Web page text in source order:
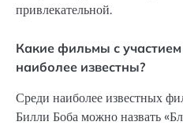
привлекательной.
Какие фильмы с
наиболее известны?
Среди наиболее известных
Билли Боба можно назвать